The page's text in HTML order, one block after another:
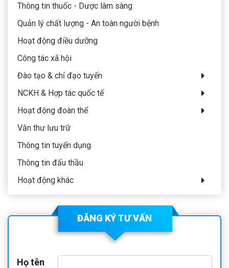
Thông tin thuốc - Dược lâm sàng
Quản lý chất lượng - An toàn người bệnh
Hoạt động điều dưỡng
Công tác xã hội
Đào tạo & chỉ đạo tuyến
NCKH & Hợp tác quốc tế
Hoạt động đoàn thể
Văn thư lưu trữ
Thông tin tuyển dụng
Thông tin đấu thầu
Hoạt động khác
ĐĂNG KÝ TƯ VẤN
Họ tên